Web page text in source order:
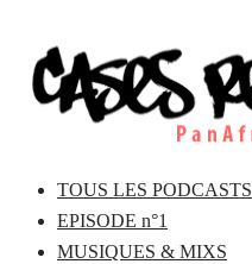
contenu
TOUS LES PODCASTS
EPISODE n°1
MUSIQUES & MIXS